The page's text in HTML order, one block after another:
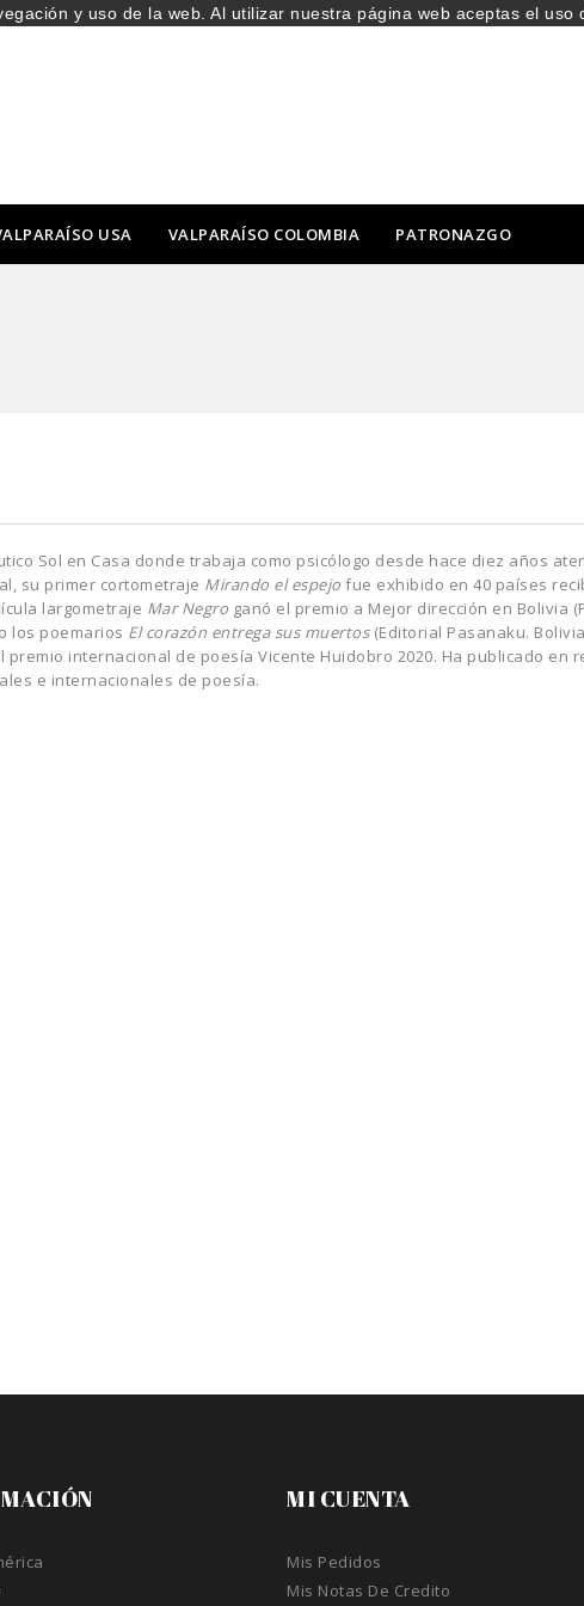
USA VALPARAÍSO COLOMBIA PATRONAZGO
Sol en Casa donde trabaja como psicólogo desde hace diez años
su primer cortometraje Mirando el espejo fue exhibido en 40 países
largometraje Mar Negro ganó el premio a Mejor dirección en Bolivia
los poemarios El corazón entrega sus muertos(Editorial Pasanaku.
internacional de poesía Vicente Huidobro 2020. Ha publicado en
e internacionales de poesía.
MI CUENTA
Mis Pedidos
Mis Notas De Credito
y uso de la web. Al utilizar nuestra página web aceptas el uso